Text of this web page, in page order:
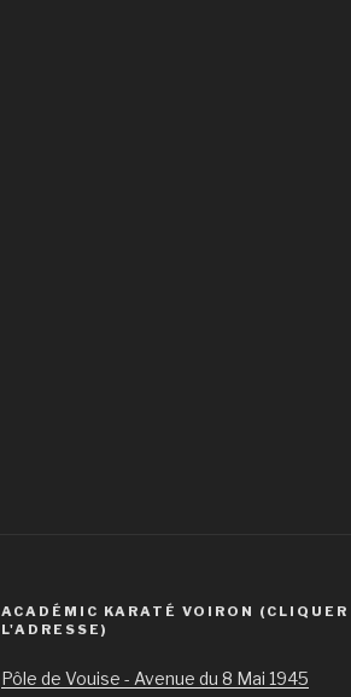
ACADÉMIC KARATÉ VOIRON (CLIQUER
L'ADRESSE)
Pôle de Vouise - Avenue du 8 Mai 1945